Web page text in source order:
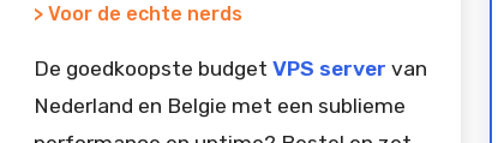
> Voor de echte nerds
De goedkoopste budget VPS server van
Nederland en Belgie met een sublieme